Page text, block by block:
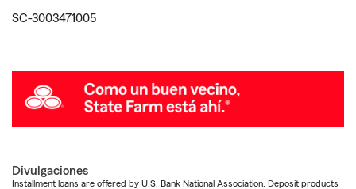
SC-3003471005
Divulgaciones
Installment loans are offered by U.S. Bank National Association. Deposit products